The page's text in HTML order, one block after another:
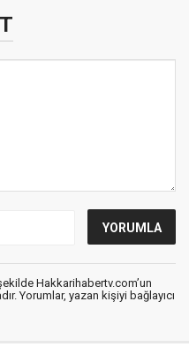
Hakkarihabertv.com’un
Yorumlar, yazan kişiyi bağlayıcı